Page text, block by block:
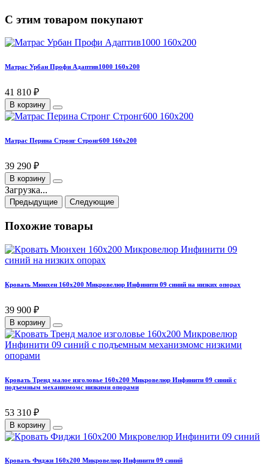
С этим товаром покупают
Матрас Урбан Профи Адаптив1000 160х200
41 810 ₽
В корзину
Матрас Перина Стронг Стронг600 160х200
39 290 ₽
В корзину
Загрузка...
Предыдущие Следующие
Похожие товары
Кровать Мюнхен 160х200 Микровелюр Инфинити 09 синий на низких опорах
39 900 ₽
В корзину
Кровать Тренд малое изголовье 160х200 Микровелюр Инфинити 09 синий с
подъемным механизмомс низкими опорами
53 310 ₽
В корзину
Кровать Фиджи 160х200 Микровелюр Инфинити 09 синий